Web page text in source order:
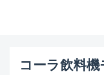
コーラ飲料